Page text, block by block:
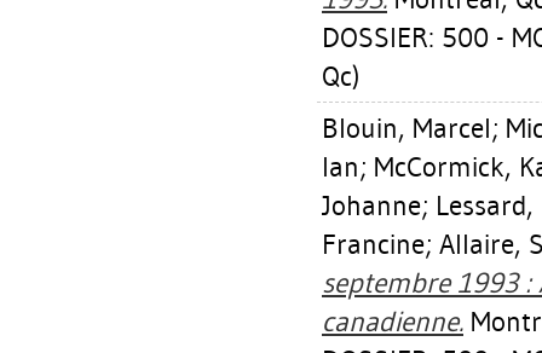
DOSSIER: 500 -
Qc)
Blouin, Marcel;
Ian; McCormick,
Johanne; Lessard,
Francine; Allaire,
septembre 1993 :
canadienne.